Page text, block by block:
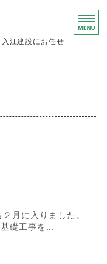
入江建設株
江建設にお任せ
月に入りました。
礎工事を...